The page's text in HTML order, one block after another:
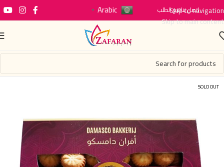
Skip to navigation
Skip to main content
اتصل بناتتبع الطلب Arabic
▼
SOLD OUT